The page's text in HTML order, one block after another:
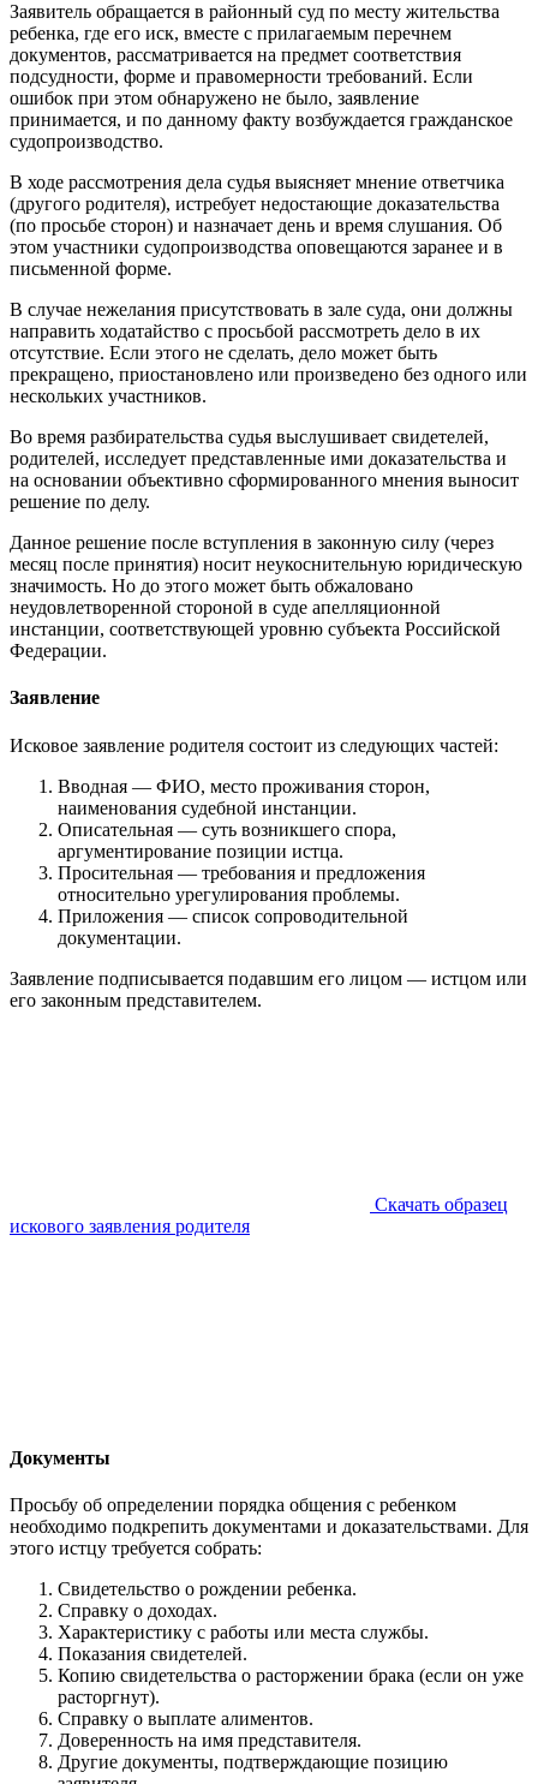
Заявитель обращается в районный суд по месту жительства
ребенка, где его иск, вместе с прилагаемым перечнем
документов, рассматривается на предмет соответствия
подсудности, форме и правомерности требований. Если
ошибок при этом обнаружено не было, заявление
принимается, и по данному факту возбуждается гражданское
судопроизводство.
В ходе рассмотрения дела судья выясняет мнение ответчика
(другого родителя), истребует недостающие доказательства
(по просьбе сторон) и назначает день и время слушания. Об
этом участники судопроизводства оповещаются заранее и в
письменной форме.
В случае нежелания присутствовать в зале суда, они должны
направить ходатайство с просьбой рассмотреть дело в их
отсутствие. Если этого не сделать, дело может быть
прекращено, приостановлено или произведено без одного или
нескольких участников.
Во время разбирательства судья выслушивает свидетелей,
родителей, исследует представленные ими доказательства и
на основании объективно сформированного мнения выносит
решение по делу.
Данное решение после вступления в законную силу (через
месяц после принятия) носит неукоснительную юридическую
значимость. Но до этого может быть обжаловано
неудовлетворенной стороной в суде апелляционной
инстанции, соответствующей уровню субъекта Российской
Федерации.
Заявление
Исковое заявление родителя состоит из следующих частей:
Вводная — ФИО, место проживания сторон,
наименования судебной инстанции.
Описательная — суть возникшего спора,
аргументирование позиции истца.
Просительная — требования и предложения
относительно урегулирования проблемы.
Приложения — список сопроводительной
документации.
Заявление подписывается подавшим его лицом — истцом или
его законным представителем.
Скачать образец
искового заявления родителя
Документы
Просьбу об определении порядка общения с ребенком
необходимо подкрепить документами и доказательствами. Для
этого истцу требуется собрать:
Свидетельство о рождении ребенка.
Справку о доходах.
Характеристику с работы или места службы.
Показания свидетелей.
Копию свидетельства о расторжении брака (если он уже
расторгнут).
Справку о выплате алиментов.
Доверенность на имя представителя.
Другие документы, подтверждающие позицию